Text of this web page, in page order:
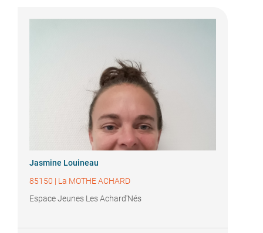
Jasmine Louineau
85150 | La MOTHE ACHARD
Espace Jeunes Les Achard'Nés